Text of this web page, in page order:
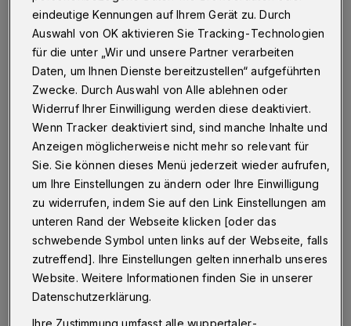
Wuppertal·In das ehemalige Fuhlrott-Museum an der
Friedrich-Ebert-Straße 27 zieht die"Beratung für
Kinder, Jugendliche und Eltern" und die
"Schulpsychologische Beratung" ein. Der Umbau
kostete 1,9 Millionen Euro.
25.03.2016 , 10:35 Uhr
Im August 2014 begannen die Arbeiten unter
eindeutige Kennungen auf Ihrem Gerät zu. Durch
Auswahl von OK aktivieren Sie Tracking-Technologien
für die unter „Wir und unsere Partner verarbeiten
Daten, um Ihnen Dienste bereitzustellen“ aufgeführten
Zwecke. Durch Auswahl von Alle ablehnen oder
Widerruf Ihrer Einwilligung werden diese deaktiviert.
Wenn Tracker deaktiviert sind, sind manche Inhalte und
Anzeigen möglicherweise nicht mehr so relevant für
Sie. Sie können dieses Menü jederzeit wieder aufrufen,
um Ihre Einstellungen zu ändern oder Ihre Einwilligung
zu widerrufen, indem Sie auf den Link Einstellungen am
unteren Rand der Webseite klicken [oder das
schwebende Symbol unten links auf der Webseite, falls
zutreffend]. Ihre Einstellungen gelten innerhalb unseres
Website. Weitere Informationen finden Sie in unserer
Datenschutzerklärung.
Ihre Zustimmung umfasst alle wuppertaler-